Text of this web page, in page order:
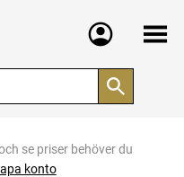
Meny
se priser behöver du
konto